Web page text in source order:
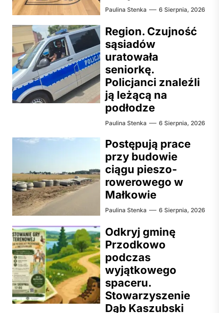
Paulina Stenka 6 Sierpnia, 2026
Region. Czujność
sąsiadów
uratowała
seniorkę.
Policjanci znaleźli
ją leżącą na
podłodze
Paulina Stenka 6 Sierpnia, 2026
Postępują prace
przy budowie
ciągu pieszo-
rowerowego w
Małkowie
Paulina Stenka 6 Sierpnia, 2026
Odkryj gminę
Przodkowo
podczas
wyjątkowego
spaceru.
Stowarzyszenie
Dąb Kaszubski